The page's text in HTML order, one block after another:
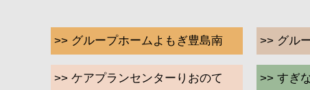
>> グループホームよもぎ豊島南 >> グル
>> ケアプランセンターりおのて >> すぎ